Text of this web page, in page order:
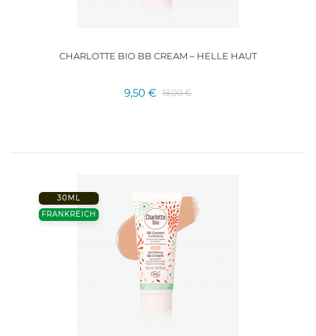
CHARLOTTE BIO BB CREAM – HELLE HAUT
9,50 € 19,00 €
30ML
FRANKREICH